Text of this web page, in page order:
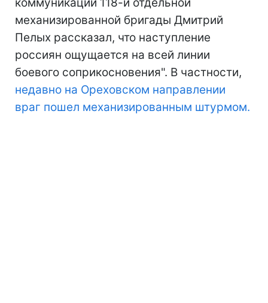
механизированной бригады Дмитрий
Пелых рассказал, что наступление
россиян ощущается на всей линии
боевого соприкосновения". В частности,
недавно на Ореховском направлении
враг пошел механизированным штурмом.